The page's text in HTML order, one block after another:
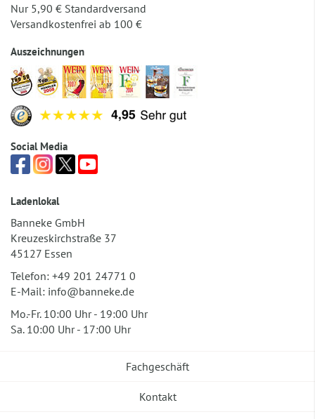
Nur 5,90 € Standardversand
Versandkostenfrei ab 100 €
Auszeichnungen
Social Media
Ladenlokal
Banneke GmbH
Kreuzeskirchstraße 37
45127 Essen
Telefon: +49 201 24771 0
E-Mail: info@banneke.de
Mo.-Fr. 10:00 Uhr - 19:00 Uhr
Sa. 10:00 Uhr - 17:00 Uhr
Fachgeschäft
Kontakt